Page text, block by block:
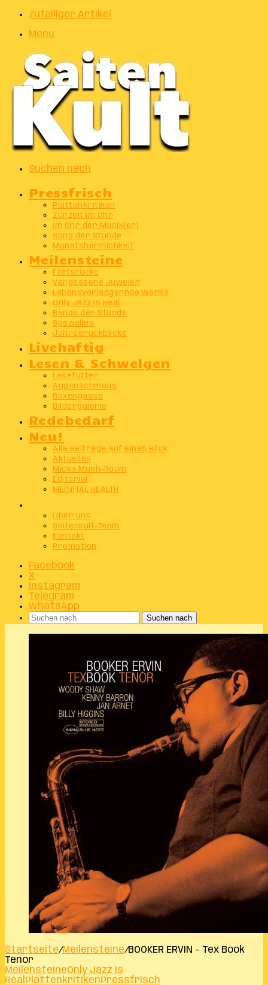
Zufälliger Artikel
Menu
Suchen nach
Pressfrisch
Plattenkritiken
Zurzeit im Ohr
Im Ohr der Musik(er)
Song der Stunde
Monatsherrlichkeit
Meilensteine
Filetstücke
Vergessene Juwelen
Lebensverlängernde Werke
Only Jazz Is Real
Bands der Stunde
Spezielles
Jahresrückblicke
Livehaftig
Lesen & Schwelgen
Lesefutter
Augenschmaus
Boxengasse
Bildergalerie
Redebedarf
Neu!
Alle Beiträge auf einen Blick
Aktuelles
Micks Mush-Room
Editorial
ME(N)TAL HEALTH
Über uns
SaitenKult-Team
Kontakt
Promotion
Facebook
X
Instagram
Telegram
WhatsApp
Suchen nach
Startseite/Meilensteine/BOOKER ERVIN – Tex Book
Tenor
MeilensteineOnly Jazz Is
Real PlattenkritikenPressfrisch